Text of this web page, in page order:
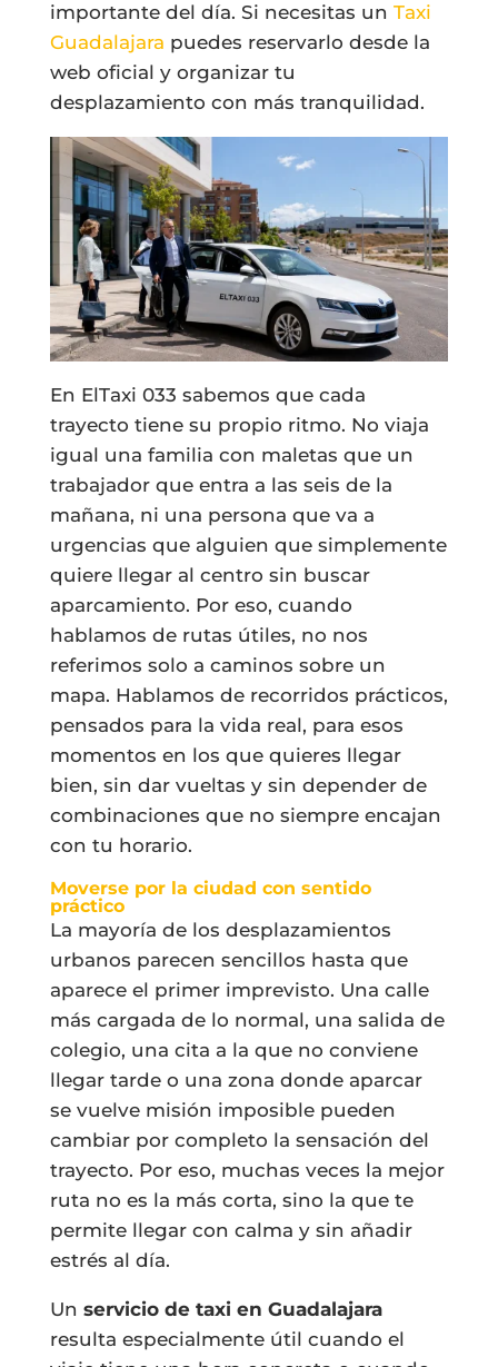
importante del día. Si necesitas un Taxi
Guadalajara puedes reservarlo desde la
web oficial y organizar tu
desplazamiento con más tranquilidad.
En ElTaxi 033 sabemos que cada
trayecto tiene su propio ritmo. No viaja
igual una familia con maletas que un
trabajador que entra a las seis de la
mañana, ni una persona que va a
urgencias que alguien que simplemente
quiere llegar al centro sin buscar
aparcamiento. Por eso, cuando
hablamos de rutas útiles, no nos
referimos solo a caminos sobre un
mapa. Hablamos de recorridos prácticos,
pensados para la vida real, para esos
momentos en los que quieres llegar
bien, sin dar vueltas y sin depender de
combinaciones que no siempre encajan
con tu horario.
Moverse por la ciudad con sentido
práctico
La mayoría de los desplazamientos
urbanos parecen sencillos hasta que
aparece el primer imprevisto. Una calle
más cargada de lo normal, una salida de
colegio, una cita a la que no conviene
llegar tarde o una zona donde aparcar
se vuelve misión imposible pueden
cambiar por completo la sensación del
trayecto. Por eso, muchas veces la mejor
ruta no es la más corta, sino la que te
permite llegar con calma y sin añadir
estrés al día.
Un servicio de taxi en Guadalajara
resulta especialmente útil cuando el